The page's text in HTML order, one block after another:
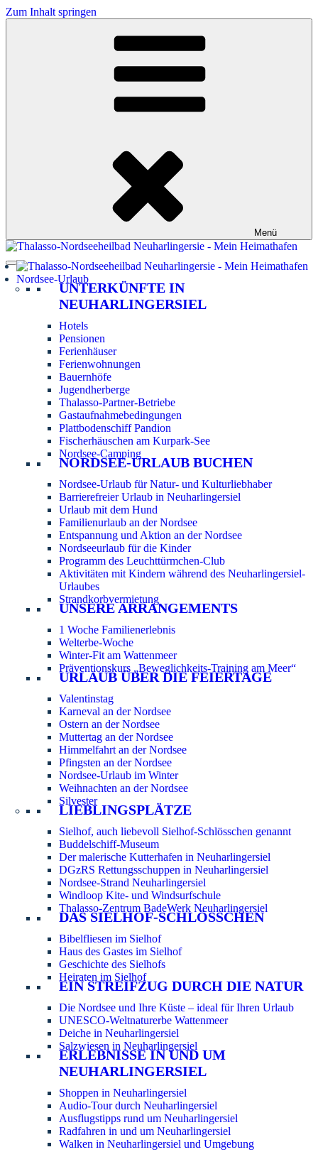
Zum Inhalt springen
Menü
Nordsee-Urlaub
UNTERKÜNFTE IN
NEUHARLINGERSIEL
Hotels
Pensionen
Ferienhäuser
Ferienwohnungen
Bauernhöfe
Jugendherberge
Thalasso-Partner-Betriebe
Gastaufnahmebedingungen
Plattbodenschiff Pandion
Fischerhäuschen am Kurpark-See
Nordsee-Camping
NORDSEE-URLAUB BUCHEN
Nordsee-Urlaub für Natur- und Kulturliebhaber
Barrierefreier Urlaub in Neuharlingersiel
Urlaub mit dem Hund
Familienurlaub an der Nordsee
Entspannung und Aktion an der Nordsee
Nordseeurlaub für die Kinder
Programm des Leuchttürmchen-Club
Aktivitäten mit Kindern während des Neuharlingersiel-
Urlaubes
Strandkorbvermietung
UNSERE ARRANGEMENTS
1 Woche Familienerlebnis
Welterbe-Woche
Winter-Fit am Wattenmeer
Präventionskurs „Beweglichkeits-Training am Meer“
URLAUB ÜBER DIE FEIERTAGE
Valentinstag
Karneval an der Nordsee
Ostern an der Nordsee
Muttertag an der Nordsee
Himmelfahrt an der Nordsee
Pfingsten an der Nordsee
Nordsee-Urlaub im Winter
Weihnachten an der Nordsee
Silvester
LIEBLINGSPLÄTZE
Sielhof, auch liebevoll Sielhof-Schlösschen genannt
Buddelschiff-Museum
Der malerische Kutterhafen in Neuharlingersiel
DGzRS Rettungsschuppen in Neuharlingersiel
Nordsee-Strand Neuharlingersiel
Windloop Kite- und Windsurfschule
Thalasso-Zentrum BadeWerk Neuharlingersiel
DAS SIELHOF-SCHLÖSSCHEN
Bibelfliesen im Sielhof
Haus des Gastes im Sielhof
Geschichte des Sielhofs
Heiraten im Sielhof
EIN STREIFZUG DURCH DIE NATUR
Die Nordsee und Ihre Küste – ideal für Ihren Urlaub
UNESCO-Weltnaturerbe Wattenmeer
Deiche in Neuharlingersiel
Salzwiesen in Neuharlingersiel
ERLEBNISSE IN UND UM
NEUHARLINGERSIEL
Shoppen in Neuharlingersiel
Audio-Tour durch Neuharlingersiel
Ausflugstipps rund um Neuharlingersiel
Radfahren in und um Neuharlingersiel
Walken in Neuharlingersiel und Umgebung